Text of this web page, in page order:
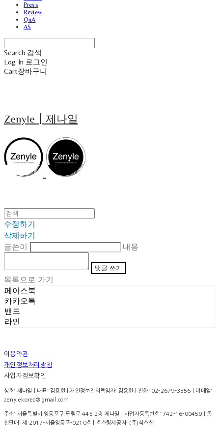
Press
Review
QnA
AS
Search 검색
Log In 로그인
Cart장바구니
Zenyle┃제나일
수정하기
삭제하기
글쓴이
내용
댓글 쓰기
목록으로 가기
페이스북
카카오톡
밴드
라인
이용약관
개인정보처리방침
사업자정보확인
상호: 제나일 | 대표: 김용현 | 개인정보관리책임자: 김용현 | 전화: 02-2679-3356 | 이메일:
zenylekorea@gmail.com
주소: 서울특별시 영등포구 도림로 445 2층 제나일 | 사업자등록번호:742-16-00459 | 통
신판매:제 2017-서울영등포-0210호 | 호스팅제공자: (주)식스샵